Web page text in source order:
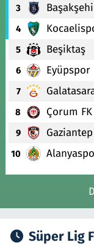
3
4
5 Beşiktaş
6 Eyüpspor
7
8 Çorum FK
9 Gaziantep
10
Süper Lig